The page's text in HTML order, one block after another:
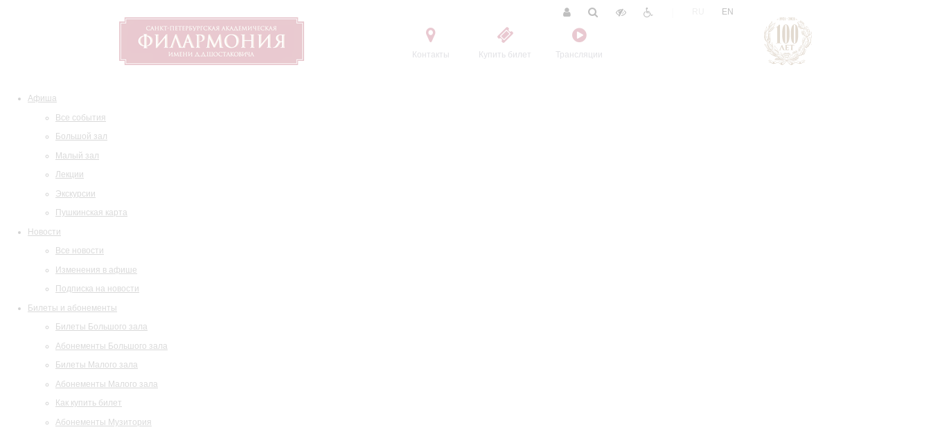
Контакты Купить билет Трансляции
EN
Афиша
Все события
Большой зал
Малый зал
Лекции
Экскурсии
Пушкинская карта
Новости
Все новости
Изменения в афише
Подписка на новости
Билеты и абонементы
Билеты Большого зала
Абонементы Большого зала
Билеты Малого зала
Абонементы Малого зала
Как купить билет
Абонементы Музитория